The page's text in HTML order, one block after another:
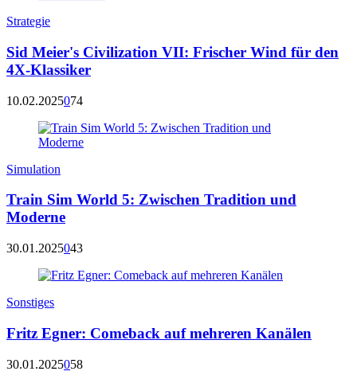
Strategie
Sid Meier's Civilization VII: Frischer Wind für den
4X-Klassiker
10.02.2025074
Simulation
Train Sim World 5: Zwischen Tradition und
Moderne
30.01.2025043
Sonstiges
Fritz Egner: Comeback auf mehreren Kanälen
30.01.2025058